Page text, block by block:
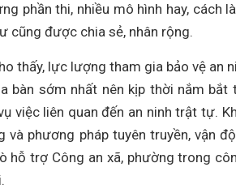
phần thi, nhiều mô hình hay,
cũng được chia sẻ, nhân rộng.
thấy, lực lượng tham gia bảo vệ an
bàn sớm nhất nên kịp thời nắm
việc liên quan đến an ninh trật tự.
và phương pháp tuyên truyền, vận
hỗ trợ Công an xã, phường trong